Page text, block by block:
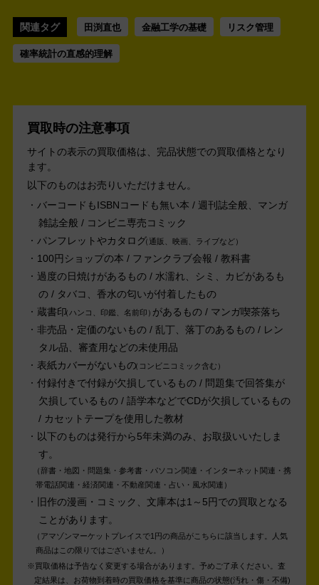
関連タグ 田渕直也 金融工学の基礎 リスク管理
確率統計の直感的理解
買取時の注意事項
サイトの表示の買取価格は、完品状態での買取価格となり
ます。
以下のものはお売りいただけません。
バーコードもISBNコードも無い本 / 週刊誌全般、マンガ
雑誌全般 / コンビニ専売コミック
パンフレットやカタログ 通販、映画、ライブなど
100円ショップの本 / ファンクラブ会報 / 教科書
過度の日焼けがあるもの / 水濡れ、シミ、カビがあるも
の / タバコ、香水の匂いが付着したもの
蔵書印 ハンコ、印鑑、名前印
があるもの / マンガ喫茶落ち
非売品・定価のないもの / 乱丁、落丁のあるもの / レン
タル品、審査用などの未使用品
表紙カバーがないもの コンビニコミック含む
付録付きで付録が欠損しているもの / 問題集で回答集が
欠損しているもの / 語学本などでCDが欠損しているもの
/ カセットテープを使用した教材
以下のものは発行から5年未満のみ、お取扱いいたしま
す。
辞書・地図・問題集・参考書・パソコン関連・インターネット関連・携
帯電話関連・経済関連・不動産関連・占い・風水関連
旧作の漫画・コミック、文庫本は1～5円での買取となる
ことがあります。
アマゾンマーケットプレイスで1円の商品がこちらに該当します。人気
商品はこの限りではございません。
買取価格は予告なく変更する場合があります。予めご了承ください。 査
定結果は、お荷物到着時の買取価格を基準に商品の状態(汚れ・傷・不備)